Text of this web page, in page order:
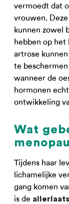
vermoedt dat
vrouwen.
kunnen zowel
hebben op het
artrose
te
wanneer de
hormonen
ontwikkeling
Wat
Tijdens haar
lichamelijke
gang komen
is de